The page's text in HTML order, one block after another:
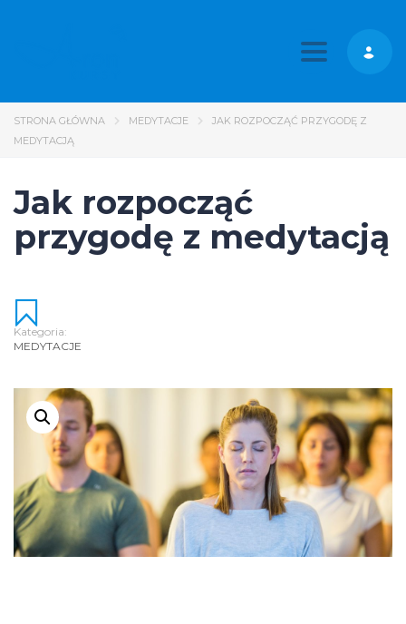
Toggle
STRONA GŁÓWNA MEDYTACJE
JAK ROZPOCZĄĆ PRZYGODĘ Z
MEDYTACJĄ
Jak rozpocząć
przygodę z medytacją
Kategoria:
MEDYTACJE